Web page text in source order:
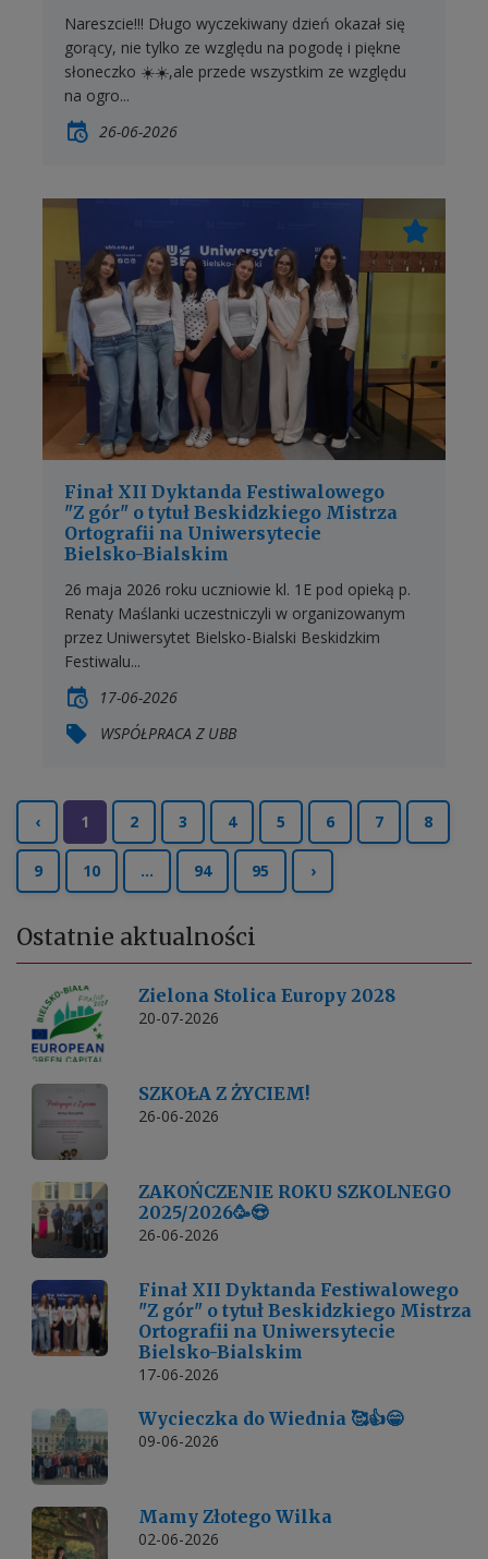
Nareszcie!!! Długo wyczekiwany dzień okazał się
gorący, nie tylko ze względu na pogodę i piękne
słoneczko ☀️☀️,ale przede wszystkim ze względu
na ogro...
26-06-2026
Finał XII Dyktanda Festiwalowego
"Z gór" o tytuł Beskidzkiego Mistrza
Ortografii na Uniwersytecie
Bielsko-Bialskim
26 maja 2026 roku uczniowie kl. 1E pod opieką p.
Renaty Maślanki uczestniczyli w organizowanym
przez Uniwersytet Bielsko-Bialski Beskidzkim
Festiwalu...
17-06-2026
WSPÓŁPRACA Z UBB
‹ 1 2 3 4 5 6 7 8
9 10 ... 94 95 ›
Ostatnie aktualności
Zielona Stolica Europy 2028
20-07-2026
SZKOŁA Z ŻYCIEM!
26-06-2026
ZAKOŃCZENIE ROKU SZKOLNEGO
2025/2026🥳😍
26-06-2026
Finał XII Dyktanda Festiwalowego
"Z gór" o tytuł Beskidzkiego Mistrza
Ortografii na Uniwersytecie
Bielsko-Bialskim
17-06-2026
Wycieczka do Wiednia 🥰👍😁
09-06-2026
Mamy Złotego Wilka
02-06-2026